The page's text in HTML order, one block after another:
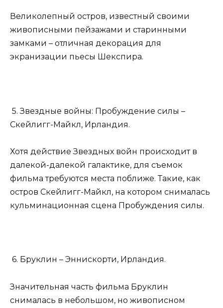
Великолепный остров, известный своими
живописными пейзажами и старинными
замками – отличная декорация для
экранизации пьесы Шекспира.
5. Звездные войны: Пробуждение силы –
Скейлигг-Майкл, Ирландия.
Хотя действие Звездных войн происходит в
далекой-далекой галактике, для съемок
фильма требуются места поближе. Такие, как
остров Скейлигг-Майкл, на котором снималась
кульминационная сцена Пробуждения силы.
6. Бруклин – Эннискорти, Ирландия.
Значительная часть фильма Бруклин
снималась в небольшом, но живописном